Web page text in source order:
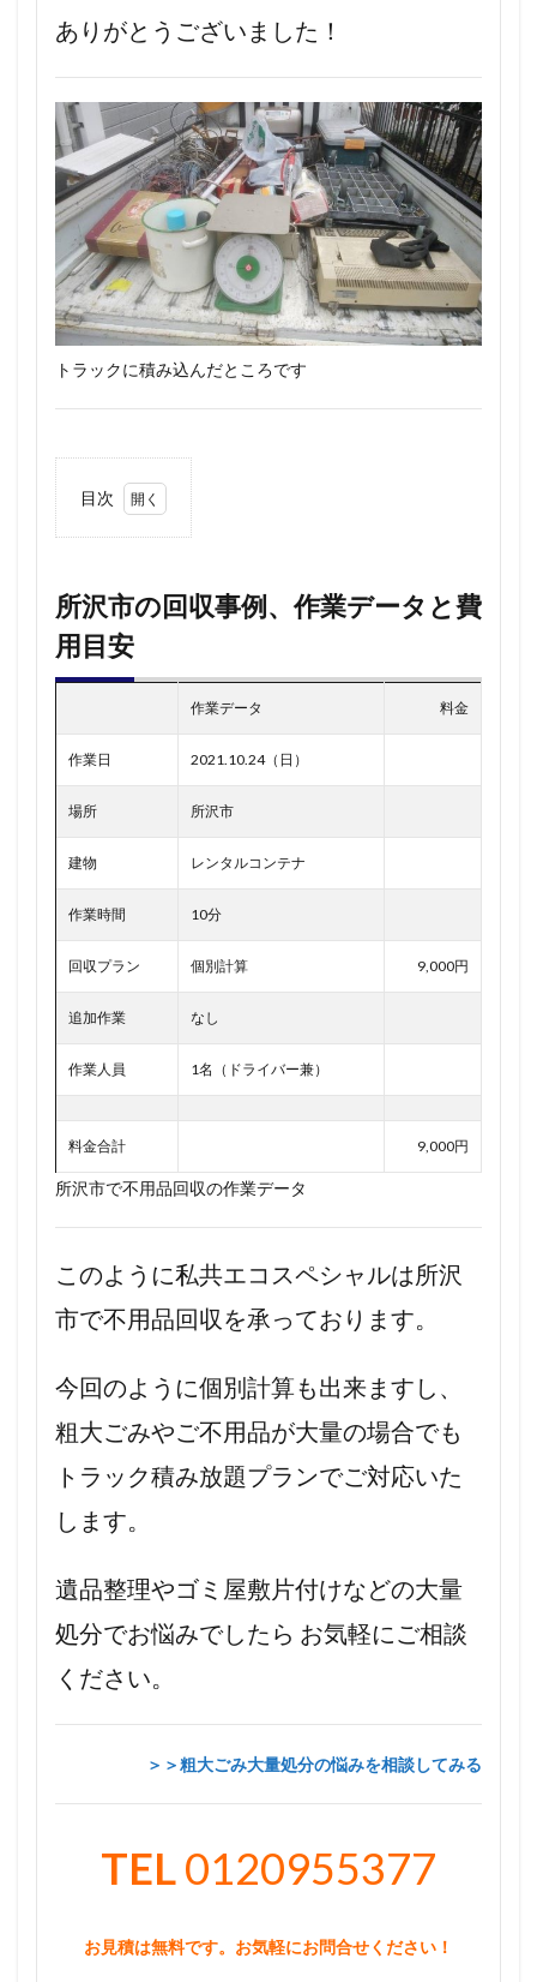
ありがとうございました！
トラックに積み込んだところです
目次
回収
事
例、
作業
デー
所沢市の回収事例、作業データと費
用目安
作業データ 料金
作業日 2021.10.24（日）
場所 所沢市
建物 レンタルコンテナ
作業時間 10分
回収プラン 個別計算 9,000円
追加作業 なし
作業人員 1名（ドライバー兼）
料金合計 9,000円
所沢市で不用品回収の作業データ
このように私共エコスペシャルは所沢
市で不用品回収を承っております。
今回のように個別計算も出来ますし、
粗大ごみやご不用品が大量の場合でも
トラック積み放題プランでご対応いた
します。
遺品整理やゴミ屋敷片付けなどの大量
処分でお悩みでしたら お気軽にご相談
ください。
＞＞粗大ごみ大量処分の悩みを相談してみる
TEL0120955377
お見積は無料です。お気軽にお問合せください！